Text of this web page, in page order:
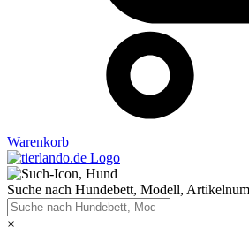
Warenkorb
Suche nach Hundebett, Modell,
×